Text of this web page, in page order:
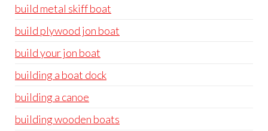
build metal skiff boat
build plywood jon boat
build your jon boat
building a boat dock
building a canoe
building wooden boats